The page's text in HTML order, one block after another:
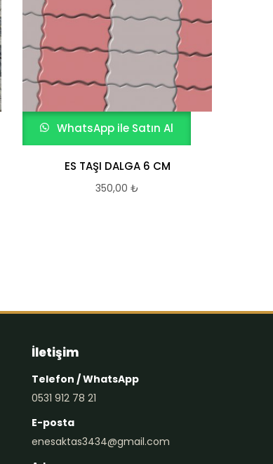
WhatsApp ile Satın Al
ES TAŞI DALGA 6 CM
350,00 ₺
İletişim
Telefon / WhatsApp
0531 912 78 21
E-posta
enesaktas3434@gmail.com